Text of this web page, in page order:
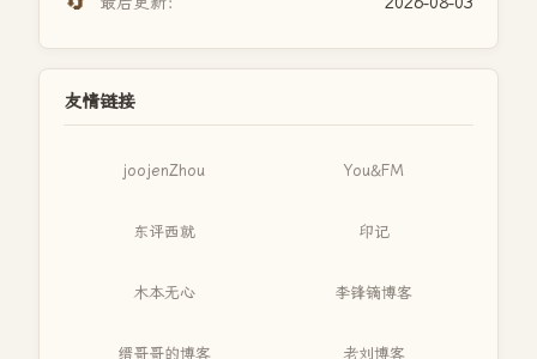
友情链接
joojenZhou You&FM
东评西就 印记
木本无心 李锋镝博客
缙哥哥的博客 老刘博客